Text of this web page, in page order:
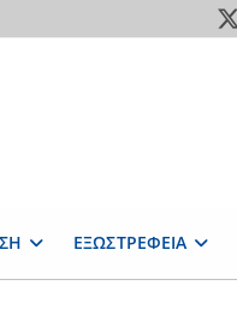
ΕΞΩΣΤΡΕΦΕΙΑ